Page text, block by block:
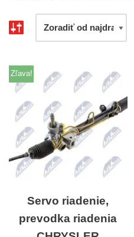
Zľava!
Servo riadenie,
prevodka riadenia